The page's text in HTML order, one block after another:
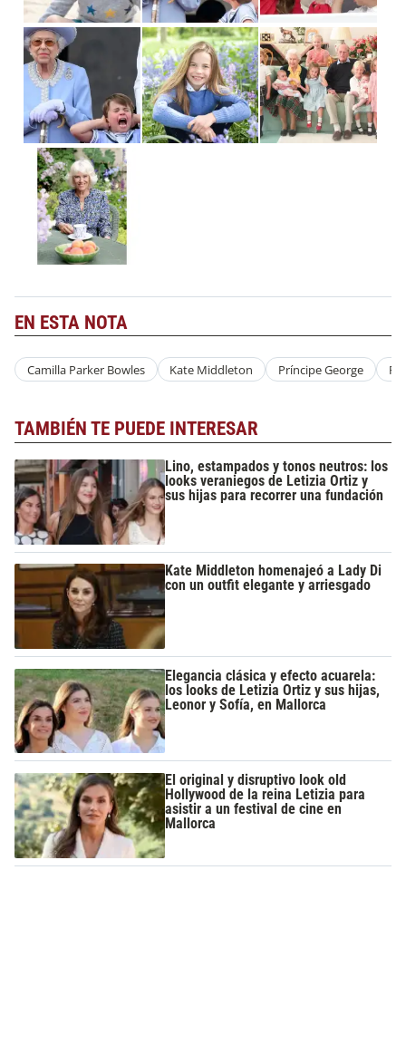
EN ESTA NOTA
Camilla Parker Bowles Kate Middleton Príncipe George
TAMBIÉN TE PUEDE INTERESAR
Lino, estampados y tonos neutros: los
looks veraniegos de Letizia Ortiz y
sus hijas para recorrer una fundación
Kate Middleton homenajeó a Lady Di
con un outfit elegante y arriesgado
Elegancia clásica y efecto acuarela:
los looks de Letizia Ortiz y sus hijas,
Leonor y Sofía, en Mallorca
El original y disruptivo look old
Hollywood de la reina Letizia para
asistir a un festival de cine en
Mallorca